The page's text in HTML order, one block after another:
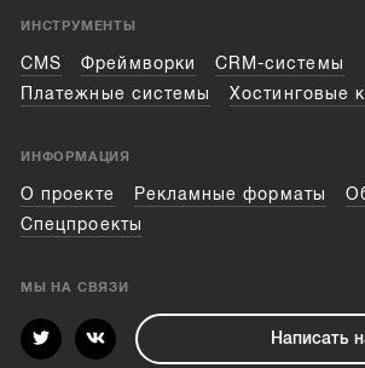
ИНСТРУМЕНТЫ
CMS Фреймворки
CRM-системы
Платежные системы
Хостинговые
ИНФОРМАЦИЯ
О проекте Рекламные форматы
Спецпроекты
МЫ НА СВЯЗИ
Написать